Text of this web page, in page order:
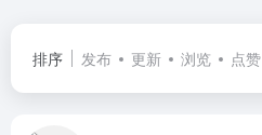
排序 发布 更新 浏览 点赞